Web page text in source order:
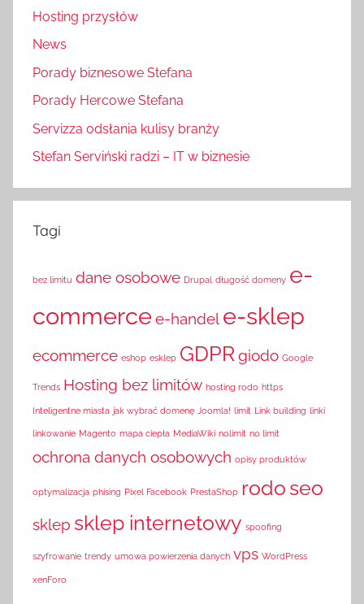
Hosting przysłów
News
Porady biznesowe Stefana
Porady Hercowe Stefana
Servizza odsłania kulisy branży
Stefan Serviński radzi – IT w biznesie
Tagi
bez limitu dane osobowe Drupal długość domeny e-
commercee-handel e-sklep
ecommerce eshop esklep GDPRgiodo Google
Trends Hosting bez limitów hosting rodo https
Inteligentne miasta jak wybrać domenę Joomla! limit Link building linki
linkowanie Magento mapa ciepła MediaWiki nolimit no limit
ochrona danych osobowych opisy produktów
optymalizacja phising Pixel Facebook PrestaShop rodo seo
sklep sklep internetowy spoofing
szyfrowanie trendy umowa powierzenia danych vps WordPress
xenForo